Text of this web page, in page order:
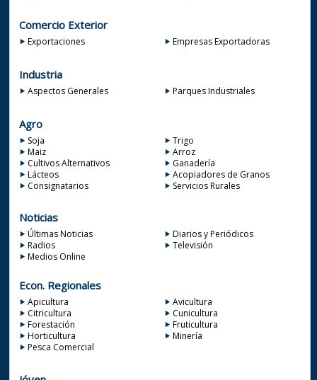
Comercio Exterior
Exportaciones Empresas Exportadoras
Industria
Aspectos Generales Parques Industriales
Agro
Soja
Trigo
Maiz
Arroz
Cultivos Alternativos
Ganadería
Lácteos
Acopiadores de Granos
Consignatarios
Servicios Rurales
Noticias
Últimas Noticias
Diarios y Periódicos
Radios
Televisión
Medios Online
Econ. Regionales
Apicultura
Avicultura
Citricultura
Cunicultura
Forestación
Fruticultura
Horticultura
Minería
Pesca Comercial